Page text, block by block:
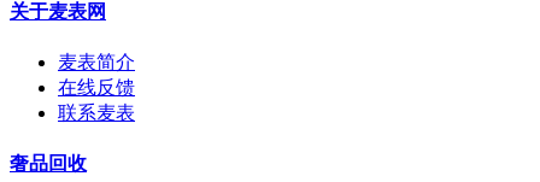
关于麦表网
麦表简介
在线反馈
联系麦表
奢品回收